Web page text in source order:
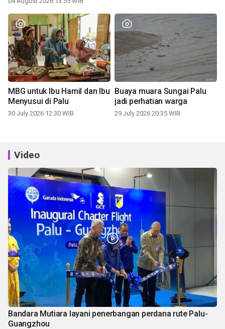
MBG untuk Ibu Hamil dan Ibu
Menyusui di Palu
30 July 2026 12:30 WIB
Buaya muara Sungai Palu
jadi perhatian warga
29 July 2026 20:35 WIB
Video
Bandara Mutiara layani penerbangan perdana rute Palu-
Guangzhou